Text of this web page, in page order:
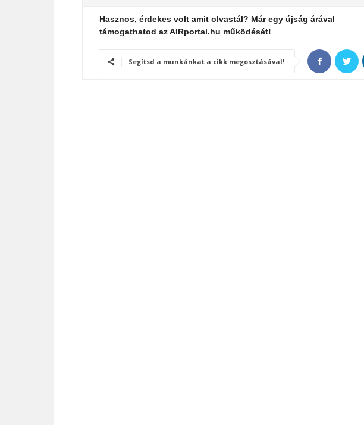
Hasznos, érdekes volt amit olvastál? Már egy újság árával
támogathatod az AIRportal.hu működését!
Segítsd a munkánkat a cikk megosztásával!